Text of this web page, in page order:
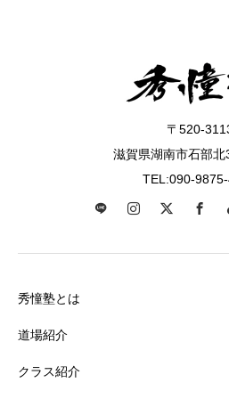
〒520-
滋賀県湖南市石部
TEL:090-
秀憧塾とは
道場紹介
クラス紹介